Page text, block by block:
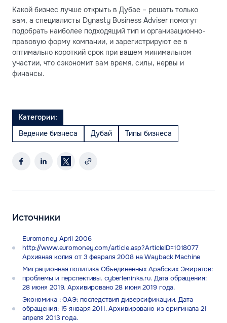
Какой бизнес лучше открыть в Дубае – решать только
вам, а специалисты Dynasty Business Adviser помогут
подобрать наиболее подходящий тип и организационно-
правовую форму компании, и зарегистрируют ее в
оптимально короткий срок при вашем минимальном
участии, что сэкономит вам время, силы, нервы и
финансы.
Категории:
Ведение бизнеса
Дубай Типы бизнеса
Источники
Euromoney April 2006
http://www.euromoney.com/article.asp?ArticleID=1018077
Архивная копия от 3 февраля 2008 на Wayback Machine
Миграционная политика Объединенных Арабских Эмиратов:
проблемы и перспективы. cyberleninka.ru. Дата обращения:
28 июня 2019. Архивировано 28 июня 2019 года.
Экономика : ОАЭ: последствия диверсификации. Дата
обращения: 15 января 2011. Архивировано из оригинала 21
апреля 2013 года.